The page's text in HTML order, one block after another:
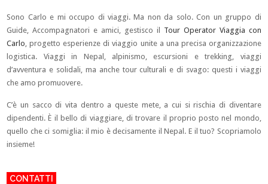
Sono Carlo e mi occupo di viaggi. Ma non da solo. Con un gruppo di
Guide, Accompagnatori e amici, gestisco il Tour Operator Viaggia con
Carlo , progetto esperienze di viaggio unite a una precisa organizzazione
logistica. Viaggi in Nepal, alpinismo, escursioni e trekking, viaggi
d’avventura e solidali, ma anche tour culturali e di svago: questi i viaggi
che amo promuovere.
C’è un sacco di vita dentro a queste mete, a cui si rischia di diventare
dipendenti. È il bello di viaggiare, di trovare il proprio posto nel mondo,
quello che ci somiglia: il mio è decisamente il Nepal. E il tuo? Scopriamolo
insieme!
CONTATTI